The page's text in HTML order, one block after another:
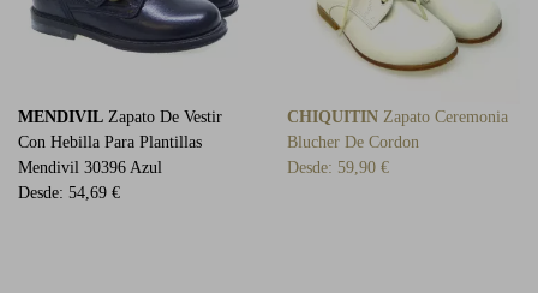
MENDIVIL Zapato De Vestir
Con Hebilla Para Plantillas
Mendivil 30396 Azul
Desde: 54,69 €
CHIQUITIN Zapato Ceremonia
Blucher De Cordon
Desde: 59,90 €